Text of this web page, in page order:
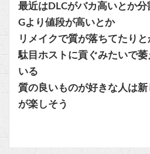
最近はDLCがバカ高いとか
Gより値段が高いとか
リメイクで質が落ちてたり
駄目ホストに貢ぐみたいで
いる
質の良いものが好きな人は
が楽しそう